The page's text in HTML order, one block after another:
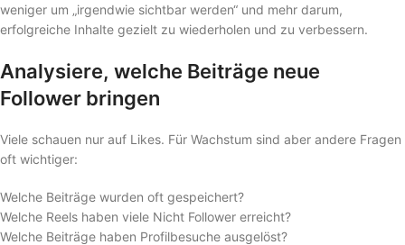
weniger um „irgendwie sichtbar werden“ und mehr darum,
erfolgreiche Inhalte gezielt zu wiederholen und zu verbessern.
Analysiere, welche Beiträge neue
Follower bringen
Viele schauen nur auf Likes. Für Wachstum sind aber andere Fragen
oft wichtiger:
Welche Beiträge wurden oft gespeichert?
Welche Reels haben viele Nicht Follower erreicht?
Welche Beiträge haben Profilbesuche ausgelöst?